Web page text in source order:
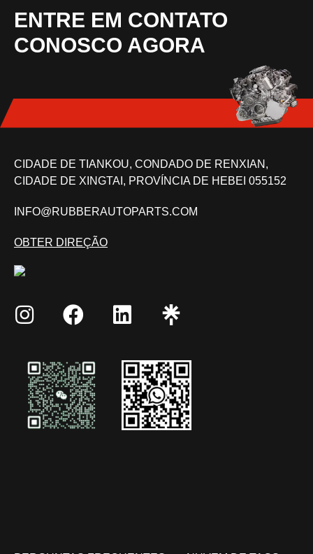
ENTRE EM CONTATO
CONOSCO AGORA
CIDADE DE TIANKOU, CONDADO DE RENXIAN,
CIDADE DE XINGTAI, PROVÍNCIA DE HEBEI 055152
INFO@RUBBERAUTOPARTS.COM
OBTER DIREÇÃO